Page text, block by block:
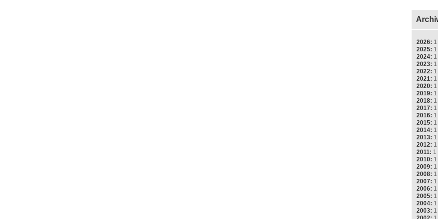
2026: 1
2025: 1
2024: 1
2023: 1
2022: 1
2021: 1
2020: 1
2019: 1
2018: 1
2017: 1
2016: 1
2015: 1
2014: 1
2013: 1
2012: 1
2011: 1
2010: 1
2009: 1
2008: 1
2007: 1
2006: 1
2005: 1
2004: 1
2003: 1